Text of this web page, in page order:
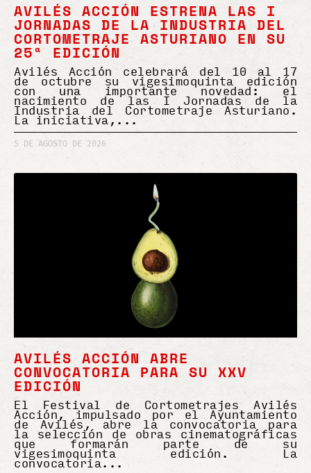
AVILÉS ACCIÓN ESTRENA LAS I
JORNADAS DE LA INDUSTRIA DEL
CORTOMETRAJE ASTURIANO EN SU
25ª EDICIÓN
Avilés Acción celebrará del 10 al 17
de octubre su vigesimoquinta edición
con una importante novedad: el
nacimiento de las I Jornadas de la
Industria del Cortometraje Asturiano.
La iniciativa,
5 DE AGOSTO DE 2026
AVILÉS ACCIÓN ABRE
CONVOCATORIA PARA SU XXV
EDICIÓN
El Festival de Cortometrajes Avilés
Acción, impulsado por el Ayuntamiento
de Avilés, abre la convocatoria para
la selección de obras cinematográficas
que formarán parte de su
vigesimoquinta edición. La
convocatoria